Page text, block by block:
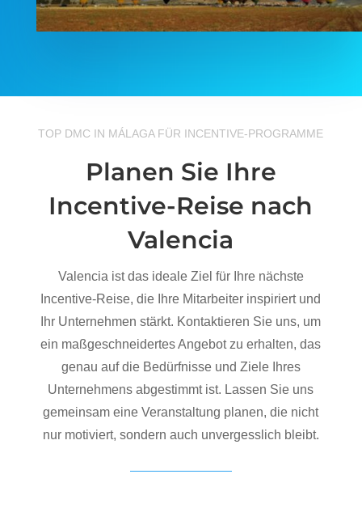
TOP DMC IN MÁLAGA FÜR INCENTIVE-PROGRAMME
Planen Sie Ihre
Incentive-Reise nach
Valencia
Valencia ist das ideale Ziel für Ihre nächste
Incentive-Reise, die Ihre Mitarbeiter inspiriert und
Ihr Unternehmen stärkt. Kontaktieren Sie uns, um
ein maßgeschneidertes Angebot zu erhalten, das
genau auf die Bedürfnisse und Ziele Ihres
Unternehmens abgestimmt ist. Lassen Sie uns
gemeinsam eine Veranstaltung planen, die nicht
nur motiviert, sondern auch unvergesslich bleibt.